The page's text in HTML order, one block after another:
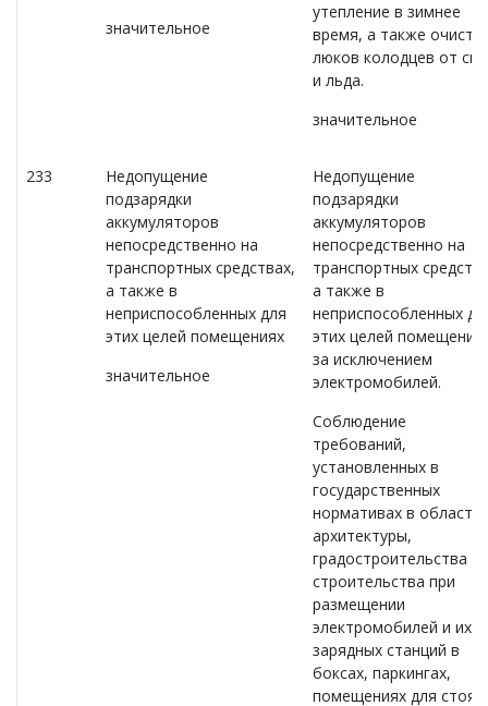
значительное
утепление в зимнее
время, а также
люков колодцев от
и льда.
значительное
233
Недопущение
подзарядки
аккумуляторов
непосредственно на
транспортных средствах,
а также в
неприспособленных для
этих целей помещениях
значительное
Недопущение
подзарядки
аккумуляторов
непосредственно на
транспортных
а также в
неприспособленных
этих целей
за исключением
электромобилей.
Соблюдение
требований,
установленных в
государственных
нормативах в области
архитектуры,
градостроительства и
строительства при
размещении
электромобилей и их
зарядных станций в
боксах, паркингах,
помещениях для